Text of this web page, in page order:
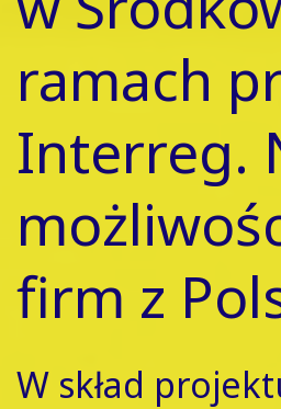
ramach
Interreg.
firm z
W skład